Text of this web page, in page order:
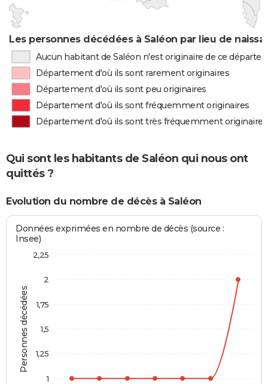
Les personnes décédées à Saléon par lieu de
Aucun habitant de Saléon n'est originaire de ce
Département d'où ils sont rarement originaires
Département d'où ils sont peu originaires
Département d'où ils sont fréquemment originaires
Département d'où ils sont très fréquemment originaires
Qui sont les habitants de Saléon qui nous ont
quittés ?
Evolution du nombre de décès à Saléon
Personnes décédées
Données exprimées en nombre de décès (source :
Insee)
1
1,25
1,5
1,75
2
2,25